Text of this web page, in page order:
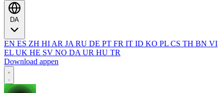
EN ES ZH HI AR JA RU DE PT FR IT ID KO PL CS TH BN VI
EL UK HE SV NO DA UR HU TR
Download appen